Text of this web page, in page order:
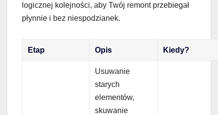
logicznej kolejności, aby Twój remont przebiegał
płynnie i bez niespodzianek.
Etap Opis Kiedy?
Usuwanie
starych
elementów,
skuwanie